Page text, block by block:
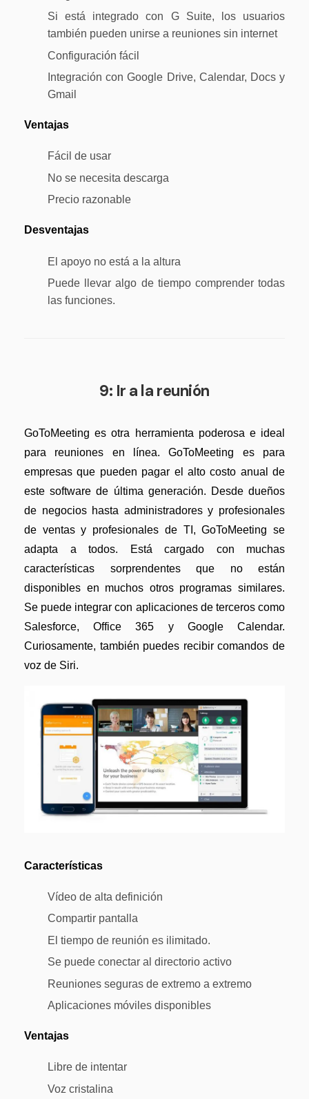
Si está integrado con G Suite, los usuarios
también pueden unirse a reuniones sin internet
Configuración fácil
Integración con Google Drive, Calendar, Docs y
Gmail
Ventajas
Fácil de usar
No se necesita descarga
Precio razonable
Desventajas
El apoyo no está a la altura
Puede llevar algo de tiempo comprender todas
las funciones.
9: Ir a la reunión
GoToMeeting es otra herramienta poderosa e ideal
para reuniones en línea. GoToMeeting es para
empresas que pueden pagar el alto costo anual de
este software de última generación. Desde dueños
de negocios hasta administradores y profesionales
de ventas y profesionales de TI, GoToMeeting se
adapta a todos. Está cargado con muchas
características sorprendentes que no están
disponibles en muchos otros programas similares.
Se puede integrar con aplicaciones de terceros como
Salesforce, Office 365 y Google Calendar.
Curiosamente, también puedes recibir comandos de
voz de Siri.
Características
Vídeo de alta definición
Compartir pantalla
El tiempo de reunión es ilimitado.
Se puede conectar al directorio activo
Reuniones seguras de extremo a extremo
Aplicaciones móviles disponibles
Ventajas
Libre de intentar
Voz cristalina